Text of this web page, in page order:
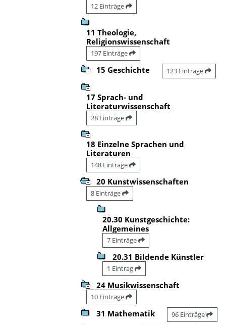
12 Einträge
11 Theologie,
Religionswissenschaft
197 Einträge
15 Geschichte 123 Einträge
17 Sprach- und
Literaturwissenschaft
28 Einträge
18 Einzelne Sprachen und
Literaturen
148 Einträge
20 Kunstwissenschaften
8 Einträge
20.30 Kunstgeschichte:
Allgemeines
7 Einträge
20.31 Bildende Künstler
1 Eintrag
24 Musikwissenschaft
10 Einträge
31 Mathematik 96 Einträge